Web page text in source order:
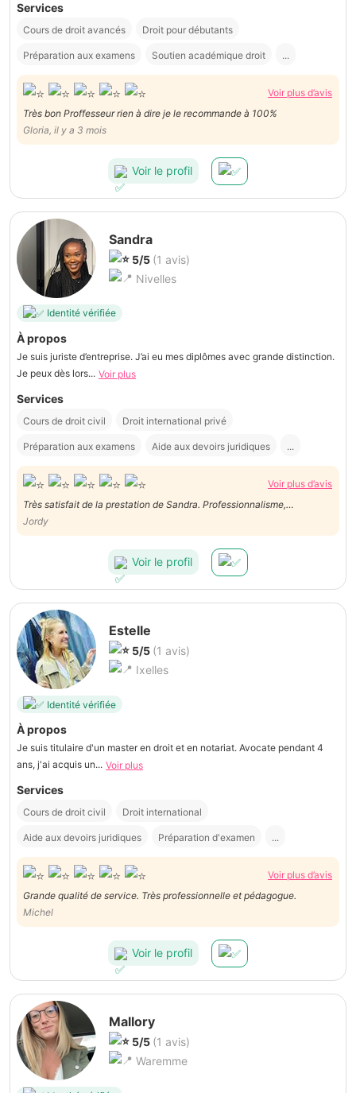
Services
Cours de droit avancés Droit pour débutants
Préparation aux examens Soutien académique droit ...
Voir plus d’avis
Très bon Proffesseur rien à dire je le recommande à 100%
Gloria, il y a 3 mois
Voir le profil
Sandra
5/5 (1 avis)
Nivelles
Identité vérifiée
À propos
Je suis juriste d’entreprise. J’ai eu mes diplômes avec grande distinction.
Je peux dès lors... Voir plus
Services
Cours de droit civil Droit international privé
Préparation aux examens Aide aux devoirs juridiques ...
Voir plus d’avis
Très satisfait de la prestation de Sandra. Professionnalisme,
disponibilité et bonne communication. Merci !
Jordy
Voir le profil
Estelle
5/5 (1 avis)
Ixelles
Identité vérifiée
À propos
Je suis titulaire d'un master en droit et en notariat. Avocate pendant 4
ans, j'ai acquis un... Voir plus
Services
Cours de droit civil Droit international
Aide aux devoirs juridiques Préparation d'examen ...
Voir plus d’avis
Grande qualité de service. Très professionnelle et pédagogue.
Michel
Voir le profil
Mallory
5/5 (1 avis)
Waremme